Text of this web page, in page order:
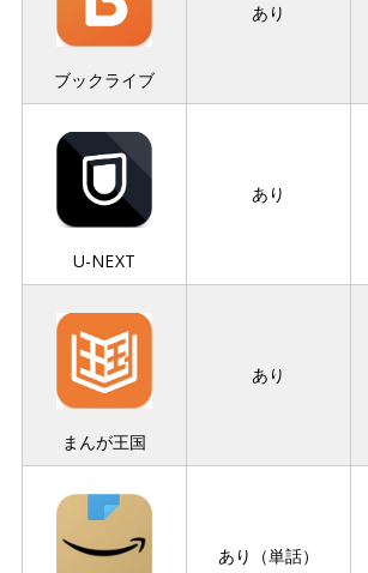
ブックライブ
あり
U-NEXT
あり
まんが王国
あり
あり（単話）